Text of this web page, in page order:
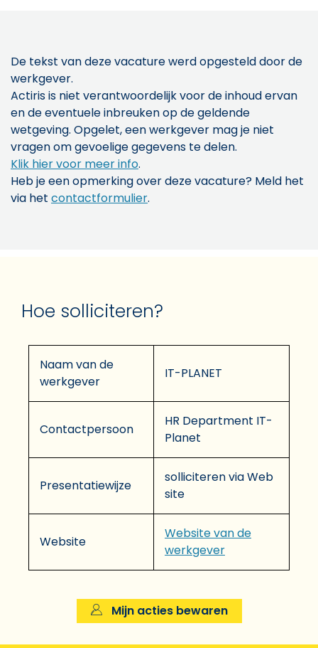
De tekst van deze vacature werd opgesteld door de
werkgever.
Actiris is niet verantwoordelijk voor de inhoud ervan
en de eventuele inbreuken op de geldende
wetgeving. Opgelet, een werkgever mag je niet
vragen om gevoelige gegevens te delen.
Klik hier voor meer info.
Heb je een opmerking over deze vacature? Meld het
via het contactformulier.
Hoe solliciteren?
Naam van de
werkgever
IT-PLANET
Contactpersoon
HR Department IT-
Planet
Presentatiewijze
solliciteren via Web
site
Website
Website van de
werkgever
Mijn acties bewaren